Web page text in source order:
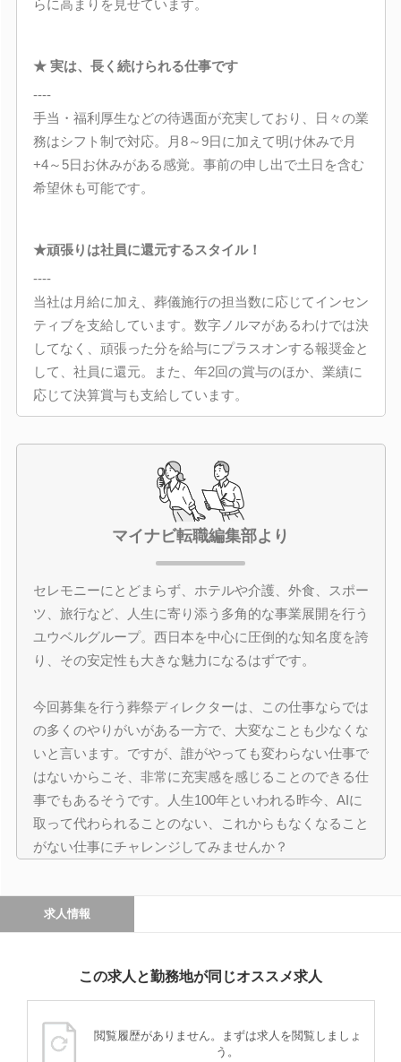
らに高まりを見せています。
★ 実は、長く続けられる仕事です
----
手当・福利厚生などの待遇面が充実しており、日々の業
務はシフト制で対応。月8～9日に加えて明け休みで月
+4～5日お休みがある感覚。事前の申し出で土日を含む
希望休も可能です。
★頑張りは社員に還元するスタイル！
----
当社は月給に加え、葬儀施行の担当数に応じてインセン
ティブを支給しています。数字ノルマがあるわけでは決
してなく、頑張った分を給与にプラスオンする報奨金と
して、社員に還元。また、年2回の賞与のほか、業績に
応じて決算賞与も支給しています。
マイナビ転職編集部より
セレモニーにとどまらず、ホテルや介護、外食、スポー
ツ、旅行など、人生に寄り添う多角的な事業展開を行う
ユウベルグループ。西日本を中心に圧倒的な知名度を誇
り、その安定性も大きな魅力になるはずです。
今回募集を行う葬祭ディレクターは、この仕事ならでは
の多くのやりがいがある一方で、大変なことも少なくな
いと言います。ですが、誰がやっても変わらない仕事で
はないからこそ、非常に充実感を感じることのできる仕
事でもあるそうです。人生100年といわれる昨今、AIに
取って代わられることのない、これからもなくなること
がない仕事にチャレンジしてみませんか？
求人情報
この求人と勤務地が同じオススメ求人
閲覧履歴がありません。まずは求人を閲覧しましょ
う。